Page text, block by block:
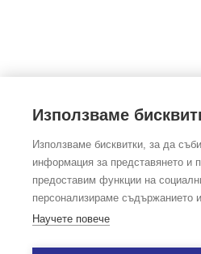
©Copyright 2026
ЗА НАС| ОБЩИ
ЗАЩИТА НА ЛИЧНИ ДАННИ
Използваме
Използваме бисквитки, за да
информация за представянето и
предоставим функции на
персонализираме съдържанието
Научете повече